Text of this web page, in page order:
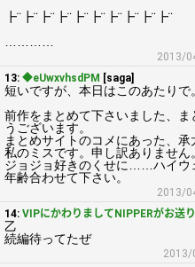
┣¨┣¨┣¨┣¨┣¨┣¨┣¨┣¨┣¨┣¨
2013/
13: ◆eUwxvhsdPM [saga]
短いですが、本日はこのあたりで。
前作をまとめて下さいました、
うございます。
まとめサイトのコメにあった、
私のミスです。申し訳ありません。
ジョジョ好きのくせに……ハイウ
年齢合わせて下さい。
2013/
14: VIPにかわりましてNIPPERがお送
乙
続編待ってたぜ
2013/